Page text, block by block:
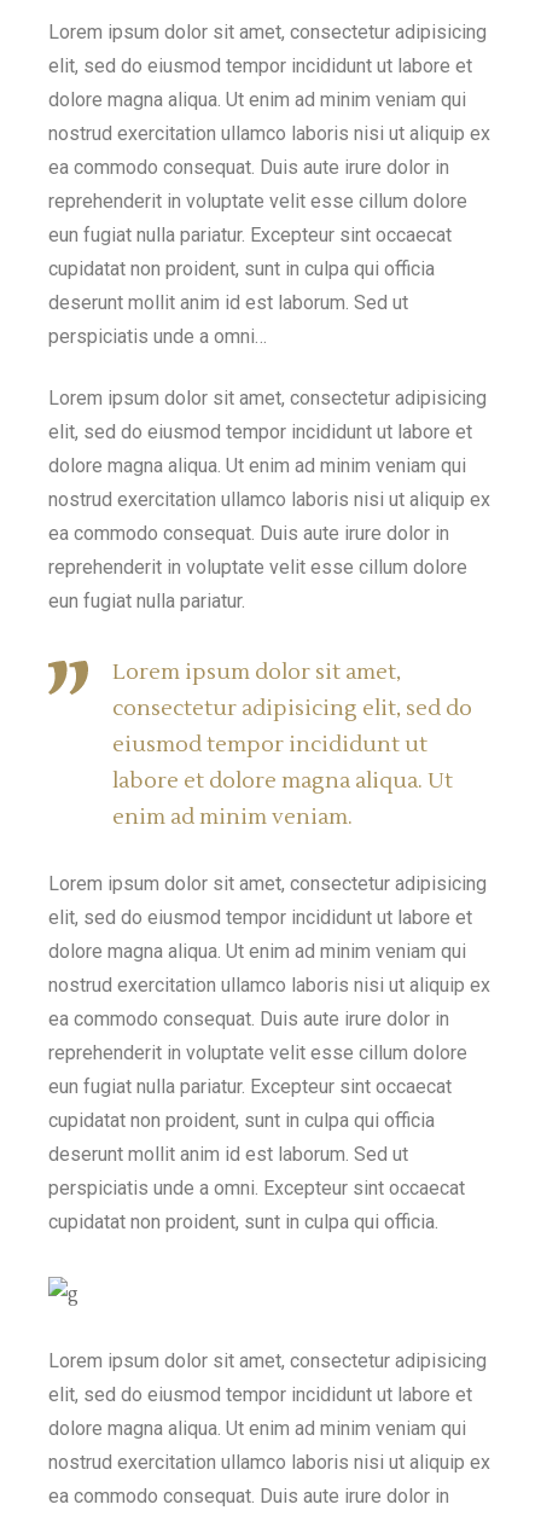
Lorem ipsum dolor sit amet, consectetur adipisicing
elit, sed do eiusmod tempor incididunt ut labore et
dolore magna aliqua. Ut enim ad minim veniam qui
nostrud exercitation ullamco laboris nisi ut aliquip ex
ea commodo consequat. Duis aute irure dolor in
reprehenderit in voluptate velit esse cillum dolore
eun fugiat nulla pariatur. Excepteur sint occaecat
cupidatat non proident, sunt in culpa qui officia
deserunt mollit anim id est laborum. Sed ut
perspiciatis unde a omni…
Lorem ipsum dolor sit amet, consectetur adipisicing
elit, sed do eiusmod tempor incididunt ut labore et
dolore magna aliqua. Ut enim ad minim veniam qui
nostrud exercitation ullamco laboris nisi ut aliquip ex
ea commodo consequat. Duis aute irure dolor in
reprehenderit in voluptate velit esse cillum dolore
eun fugiat nulla pariatur.
Lorem ipsum dolor sit amet,
consectetur adipisicing elit, sed do
eiusmod tempor incididunt ut
labore et dolore magna aliqua. Ut
enim ad minim veniam.
Lorem ipsum dolor sit amet, consectetur adipisicing
elit, sed do eiusmod tempor incididunt ut labore et
dolore magna aliqua. Ut enim ad minim veniam qui
nostrud exercitation ullamco laboris nisi ut aliquip ex
ea commodo consequat. Duis aute irure dolor in
reprehenderit in voluptate velit esse cillum dolore
eun fugiat nulla pariatur. Excepteur sint occaecat
cupidatat non proident, sunt in culpa qui officia
deserunt mollit anim id est laborum. Sed ut
perspiciatis unde a omni. Excepteur sint occaecat
cupidatat non proident, sunt in culpa qui officia.
Lorem ipsum dolor sit amet, consectetur adipisicing
elit, sed do eiusmod tempor incididunt ut labore et
dolore magna aliqua. Ut enim ad minim veniam qui
nostrud exercitation ullamco laboris nisi ut aliquip ex
ea commodo consequat. Duis aute irure dolor in